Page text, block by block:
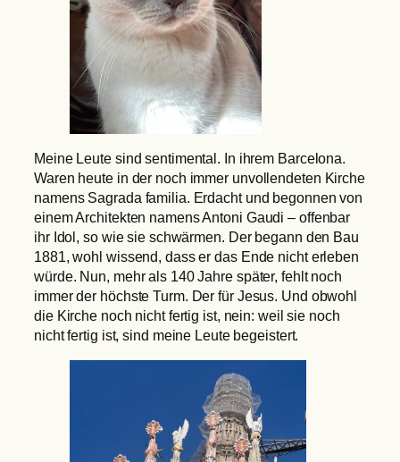
Meine Leute sind sentimental. In ihrem Barcelona.
Waren heute in der noch immer unvollendeten Kirche
namens Sagrada familia. Erdacht und begonnen von
einem Architekten namens Antoni Gaudi – offenbar
ihr Idol, so wie sie schwärmen. Der begann den Bau
1881, wohl wissend, dass er das Ende nicht erleben
würde. Nun, mehr als 140 Jahre später, fehlt noch
immer der höchste Turm. Der für Jesus. Und obwohl
die Kirche noch nicht fertig ist, nein: weil sie noch
nicht fertig ist, sind meine Leute begeistert.